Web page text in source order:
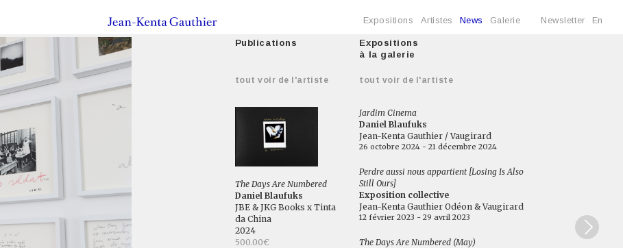
Expositions Artistes News Galerie Newsletter En
Publications
tout voir de l'artiste
The Days Are Numbered
Daniel Blaufuks
JBE & JKG Books x Tinta
da China
2024
500.00€
Expositions
à la galerie
tout voir de l'artiste
Jardim Cinema
Daniel Blaufuks
Jean-Kenta Gauthier / Vaugirard
26 octobre 2024 - 21 décembre 2024
Perdre aussi nous appartient [Losing Is Also
Still Ours]
Exposition collective
Jean-Kenta Gauthier Odéon & Vaugirard
12 février 2023 - 29 avril 2023
The Days Are Numbered (May)